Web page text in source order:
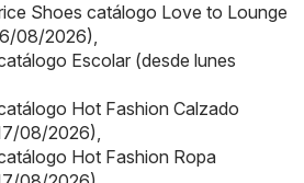
Shoes catálogo Love to Lounge
08/2026),
Escolar (desde lunes
Hot Fashion Calzado
08/2026),
Hot Fashion Ropa